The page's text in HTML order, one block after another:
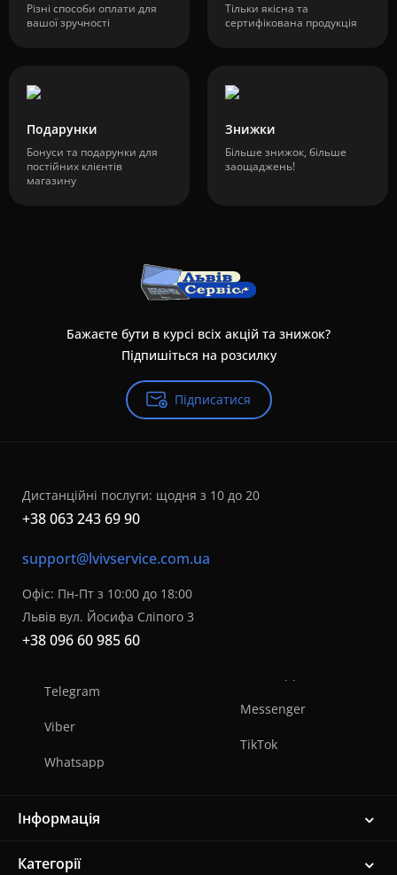
Різні способи оплати для
вашої зручності
Тільки якісна та
сертифікована продукція
Подарунки
Бонуси та подарунки для
постійних клієнтів
магазину
Знижки
Більше знижок, більше
заощаджень!
Бажаєте бути в курсі всіх акцій та знижок?
Підпишіться на розсилку
Підписатися
Дистанційні послуги: щодня з 10 до 20
+38 063 243 69 90
support@lvivservice.com.ua
Офіс: Пн-Пт з 10:00 до 18:00
Львів вул. Йосифа Сліпого 3
+38 096 60 985 60
Telegram
Viber
Whatsapp
Messenger
TikTok
Інформація
Категорії